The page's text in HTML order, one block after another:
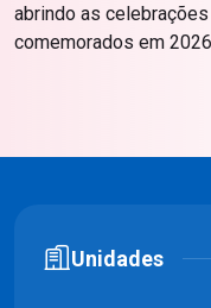
abrindo as
comemorados em
Unidades